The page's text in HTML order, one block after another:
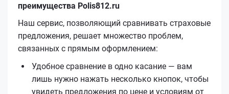
преимущества Polis812.ru
Наш сервис, позволяющий сравнивать страховые
предложения, решает множество проблем,
связанных с прямым оформлением:
Удобное сравнение в одно касание — вам
лишь нужно нажать несколько кнопок, чтобы
увидеть предложения по цене и условиям от